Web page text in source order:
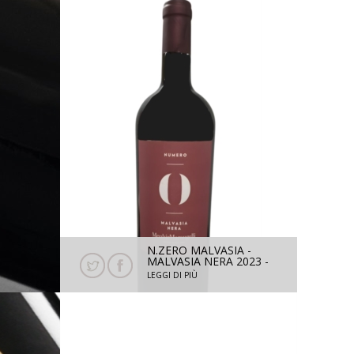
-
N.ZERO MALVASIA -
MALVASIA NERA 2023 -
750 ML
LEGGI DI PIÙ